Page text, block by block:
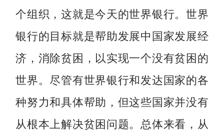
个组织，这就是今天的世界银行。世界
银行的目标就是帮助发展中国家发展经
济，消除贫困，以实现一个没有贫困的
世界。尽管有世界银行和发达国家的各
种努力和具体帮助，但这些国家并没有
从根本上解决贫困问题。总体来看，从